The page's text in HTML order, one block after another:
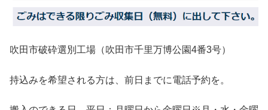
吹田市破砕選別工場（吹田市千里万博公園4番3号）
持込みを希望される方は、前日までに電話予約を。